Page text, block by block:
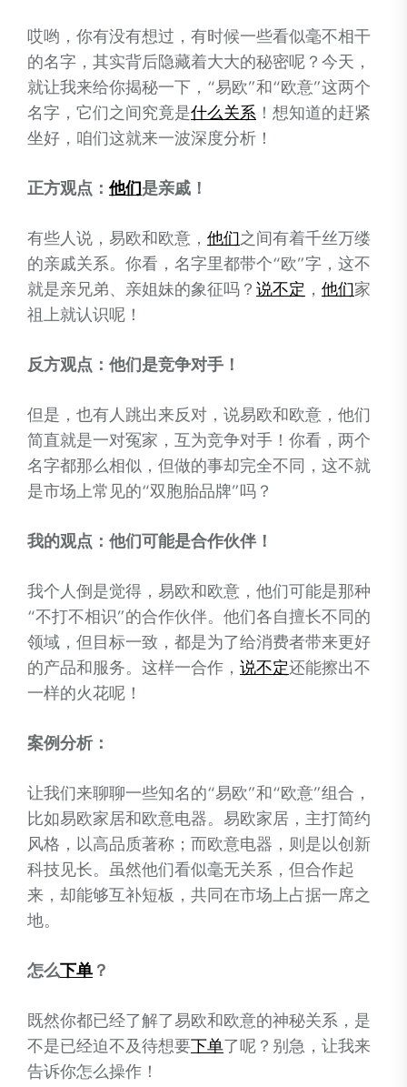
哎哟，你有没有想过，有时候一些看似毫不相干
的名字，其实背后隐藏着大大的秘密呢？今天，
就让我来给你揭秘一下，“易欧”和“欧意”这两个
名字，它们之间究竟是什么关系 ！想知道的赶紧
坐好，咱们这就来一波深度分析！
正方观点： 他们是亲戚！
有些人说，易欧和欧意， 他们之间有着千丝万缕
的亲戚关系。你看，名字里都带个“欧”字，这不
就是亲兄弟、亲姐妹的象征吗？说不定 ， 他们家
祖上就认识呢！
反方观点：他们是竞争对手！
但是，也有人跳出来反对，说易欧和欧意，他们
简直就是一对冤家，互为竞争对手！你看，两个
名字都那么相似，但做的事却完全不同，这不就
是市场上常见的“双胞胎品牌”吗？
我的观点：他们可能是合作伙伴！
我个人倒是觉得，易欧和欧意，他们可能是那种
“不打不相识”的合作伙伴。他们各自擅长不同的
领域，但目标一致，都是为了给消费者带来更好
的产品和服务。这样一合作， 说不定还能擦出不
一样的火花呢！
案例分析：
让我们来聊聊一些知名的“易欧”和“欧意”组合，
比如易欧家居和欧意电器。易欧家居，主打简约
风格，以高品质著称；而欧意电器，则是以创新
科技见长。虽然他们看似毫无关系，但合作起
来，却能够互补短板，共同在市场上占据一席之
地。
怎么下单？
既然你都已经了解了易欧和欧意的神秘关系，是
不是已经迫不及待想要下单了呢？别急，让我来
告诉你怎么操作！